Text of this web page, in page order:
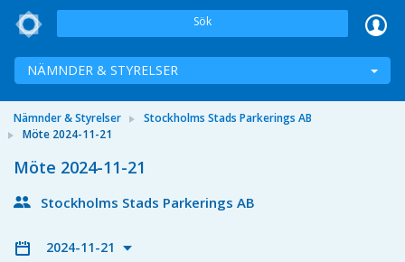
Sök
NÄMNDER & STYRELSER
Nämnder & Styrelser
Stockholms Stads Parkerings AB
Möte 2024-11-21
Möte 2024-11-21
Stockholms Stads Parkerings AB
2024-11-21